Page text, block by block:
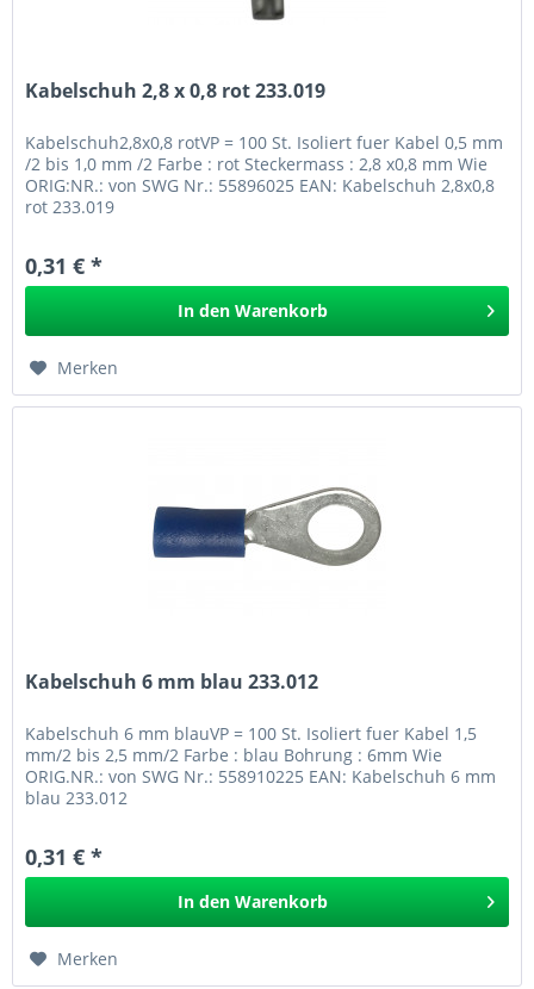
Kabelschuh 2,8 x 0,8 rot 233.019
Kabelschuh2,8x0,8 rotVP = 100 St. Isoliert fuer Kabel 0,5 mm
/2 bis 1,0 mm /2 Farbe : rot Steckermass : 2,8 x0,8 mm Wie
ORIG:NR.: von SWG Nr.: 55896025 EAN: Kabelschuh 2,8x0,8
rot 233.019
0,31 € *
In den Warenkorb
Merken
Kabelschuh 6 mm blau 233.012
Kabelschuh 6 mm blauVP = 100 St. Isoliert fuer Kabel 1,5
mm/2 bis 2,5 mm/2 Farbe : blau Bohrung : 6mm Wie
ORIG.NR.: von SWG Nr.: 558910225 EAN: Kabelschuh 6 mm
blau 233.012
0,31 € *
In den Warenkorb
Merken